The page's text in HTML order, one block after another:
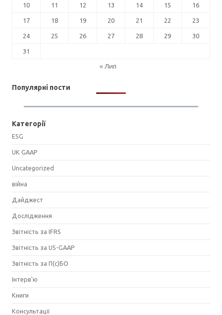
10 11 12 13 14 15 16
17 18 19 20 21 22 23
24 25 26 27 28 29 30
31
« Лип
Популярні пости
Категорії
ESG
UK GAAP
Uncategorized
війна
Дайджест
Дослідження
Звітність за IFRS
Звітність за US-GAAP
Звітність за П(с)БО
Інтерв'ю
Книги
Консультації